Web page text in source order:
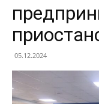
05.12.2024